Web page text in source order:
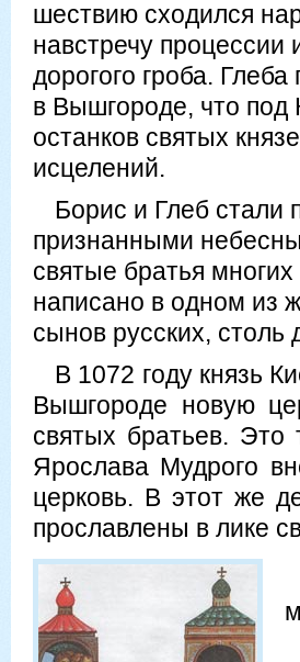
шествию сходился
навстречу процессии
дорогого гроба.
в Вышгороде, что под
останков святых
исцелений.
Борис и Глеб стали
признанными
святые братья
написано в одном из
сынов русских, столь
В 1072 году князь
Вышгороде новую
святых братьев.
Ярослава Мудрого
церковь. В этот же
прославлены в лике